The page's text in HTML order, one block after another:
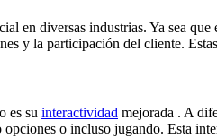
en diversas industrias. Ya sea
y la participación del cliente.
es su interactividad mejorada . A
o incluso jugando. Esta